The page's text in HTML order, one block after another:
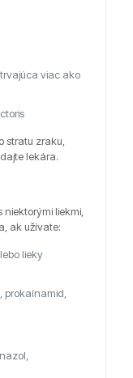
viac ako
stratu zraku,
lekára.
liekmi,
ak užívate:
lieky
prokaínamid,